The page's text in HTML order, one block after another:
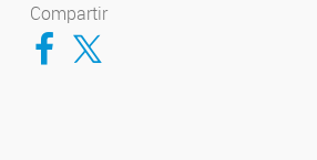
Compartir
Compartir en Facebook
Compartir en Twitter